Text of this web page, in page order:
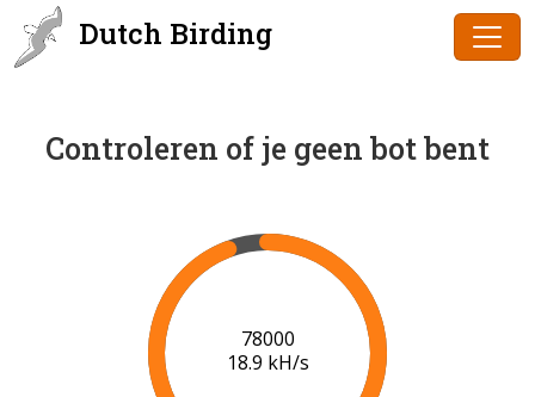
Dutch Birding
Controleren of je geen bot bent
80000
19.0 kH/s